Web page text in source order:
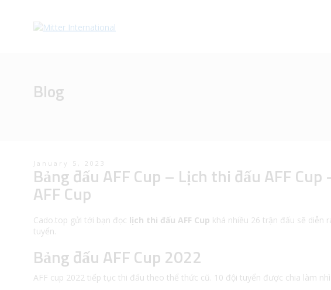
Blog
January 5, 2023
Bảng đấu AFF Cup – Lịch thi đấu AFF Cup
AFF Cup
Cado.top gửi tới bạn đọc lịch thi đấu AFF Cup khá nhiều 26 trận đấu sẽ diễn
tuyển.
Bảng đấu AFF Cup 2022
AFF cup 2022 tiếp tục thi đấu theo thể thức cũ. 10 đội tuyển được chia làm